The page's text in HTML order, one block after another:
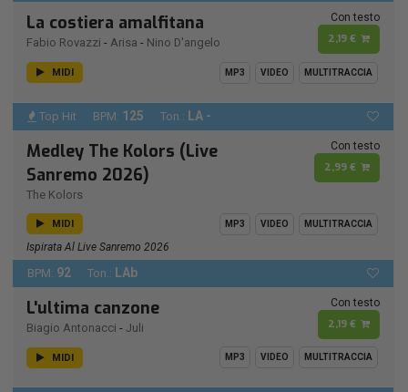
La costiera amalfitana
Fabio Rovazzi - Arisa - Nino D'angelo
Con testo
2,19 €
MIDI MP3 VIDEO MULTITRACCIA
Top Hit BPM: 125 Ton.: LA -
Medley The Kolors (Live
Sanremo 2026)
The Kolors
Con testo
2,99 €
MIDI MP3 VIDEO MULTITRACCIA
Ispirata Al Live Sanremo 2026
BPM: 92 Ton.: LAb
L'ultima canzone
Biagio Antonacci - Juli
Con testo
2,19 €
MIDI MP3 VIDEO MULTITRACCIA